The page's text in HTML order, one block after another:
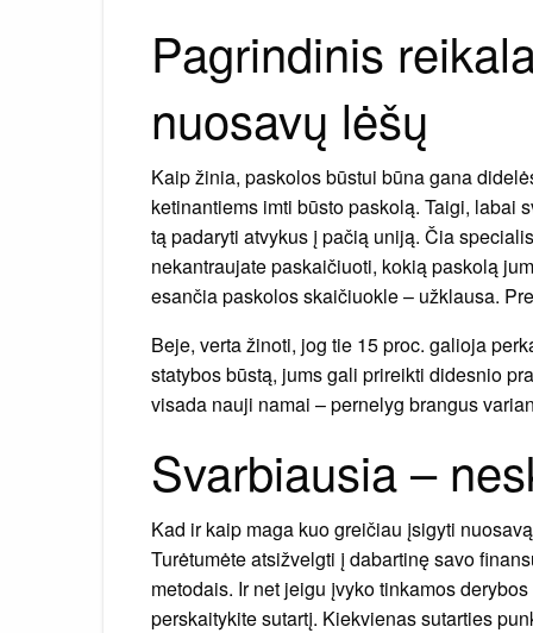
Pagrindinis
nuosavų lėšų
Kaip žinia, paskolos būstui būna gana
ketinantiems imti būsto paskolą. Taigi, labai
tą padaryti atvykus į pačią uniją. Čia
nekantraujate paskaičiuoti, kokią paskolą
esančia paskolos skaičiuokle – užklausa.
Beje, verta žinoti, jog tie 15 proc. galioja
statybos būstą, jums gali prireikti didesnio
visada nauji namai – pernelyg brangus
Svarbiausia –
Kad ir kaip maga kuo greičiau įsigyti
Turėtumėte atsižvelgti į dabartinę savo
metodais. Ir net jeigu įvyko tinkamos
perskaitykite sutartį. Kiekvienas sutarties